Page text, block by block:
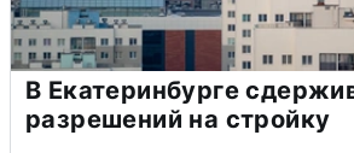
В Екатеринбурге
разрешений на стройку